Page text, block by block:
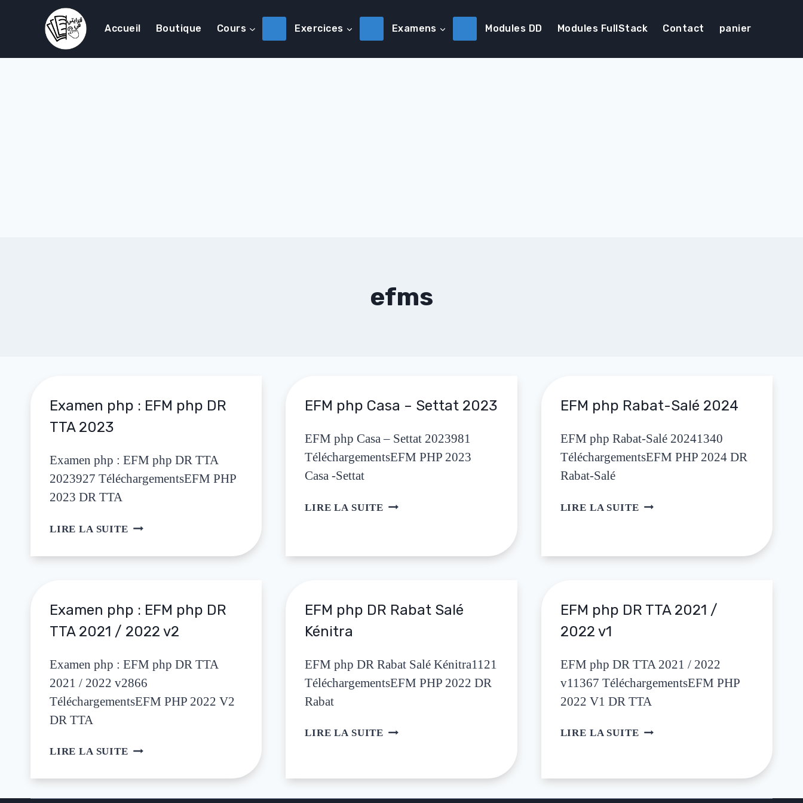
Accueil Boutique Cours Exercices Examens Modules DD Modules FullStack Contact panier
efms
Examen php : EFM php DR
TTA 2023
Examen php : EFM php DR TTA
2023927 TéléchargementsEFM PHP
2023 DR TTA
LIRE LA SUITE
EFM php Casa – Settat 2023
EFM php Casa – Settat 2023981
TéléchargementsEFM PHP 2023
Casa -Settat
LIRE LA SUITE
EFM php Rabat-Salé 2024
EFM php Rabat-Salé 20241340
TéléchargementsEFM PHP 2024 DR
Rabat-Salé
LIRE LA SUITE
Examen php : EFM php DR
TTA 2021 / 2022 v2
Examen php : EFM php DR TTA
2021 / 2022 v2866
TéléchargementsEFM PHP 2022 V2
DR TTA
LIRE LA SUITE
EFM php DR Rabat Salé
Kénitra
EFM php DR Rabat Salé Kénitra1121
TéléchargementsEFM PHP 2022 DR
Rabat
LIRE LA SUITE
EFM php DR TTA 2021 /
2022 v1
EFM php DR TTA 2021 / 2022
v11367 TéléchargementsEFM PHP
2022 V1 DR TTA
LIRE LA SUITE